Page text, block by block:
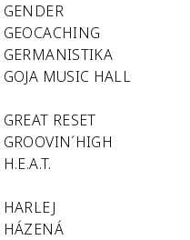
GENDER
GEOCACHING
GERMANISTIKA
GOJA MUSIC HALL
GREAT RESET
GROOVIN´HIGH
H.E.A.T.
HARLEJ
HÁZENÁ